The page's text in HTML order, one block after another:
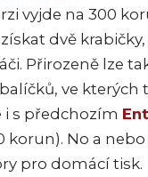
vyjde na 300
dvě
Přirozeně lze
ve kterých
s předchozím
korun). No a nebo
pro domácí tisk.